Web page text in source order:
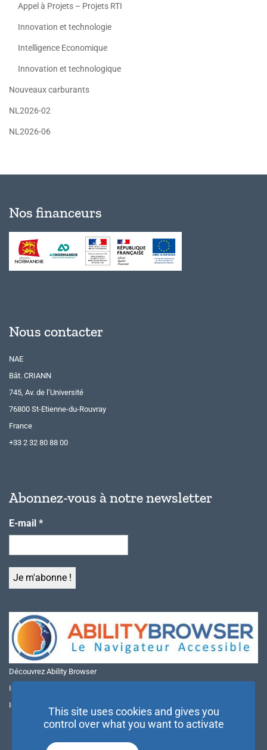
Appel à Projets – Projets RTI
Innovation et technologie
Intelligence Economique
Innovation et technologique
Nouveaux carburants
NL2026-02
NL2026-06
Nos financeurs
Nous contacter
NAE
Bât. CRIANN
745, Av. de l’Université
76800 St-Etienne-du-Rouvray
France
+33 2 32 80 88 00
Abonnez-vous à notre newsletter
E-mail *
Découvrez Ability Browser
Installer Ability Browser sur Windows
Installer Ability Browser sur Mac
This site uses cookies and gives you
control over what you want to activate